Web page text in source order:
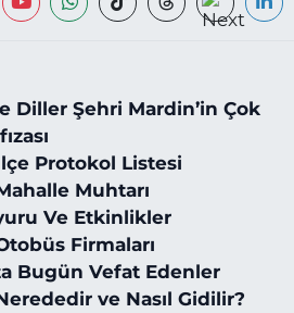
Diller Şehri Mardin’in Çok
Protokol Listesi
Muhtarı
Ve Etkinlikler
Firmaları
Bugün Vefat Edenler
ve Nasıl Gidilir?